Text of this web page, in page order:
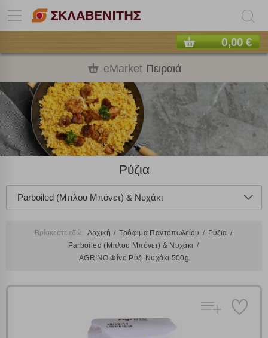
0,00 €
eMarket Πειραιά
Ρύζια
Parboiled (Μπλου Μπόνετ) & Νυχάκι
Βρίσκεστε εδώ: Αρχική Τρόφιμα Παντοπωλείου
Ρύζια
Parboiled (Μπλου Μπόνετ) & Νυχάκι
AGRINO Φίνο Ρύζι Νυχάκι 500g